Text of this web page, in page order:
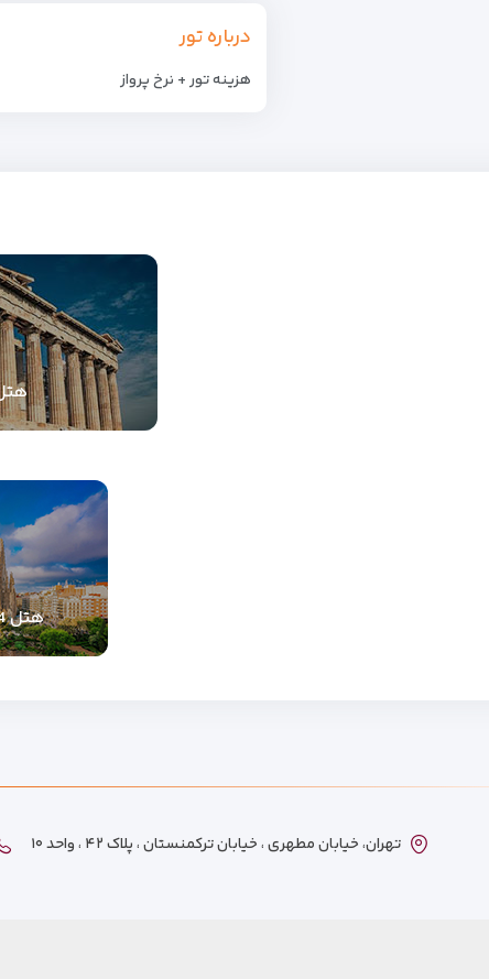
درباره تور
هزینه تور + نرخ پرواز
هتل 4
هتل 4 ستاره بارسلون
تهران، خیابان مطهری ، خیابان ترکمنستان ، پلاک ۴۲ ، واحد ۱۰